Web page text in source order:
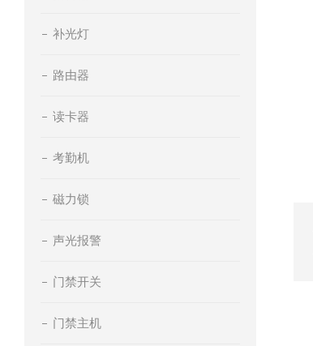
补光灯
路由器
读卡器
考勤机
磁力锁
声光报警
门禁开关
门禁主机